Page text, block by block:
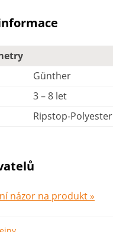
Günther
3 – 8 let
Ripstop-Polyester
názor na produkt »